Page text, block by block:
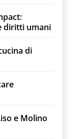
diritti umani
di
e Molino